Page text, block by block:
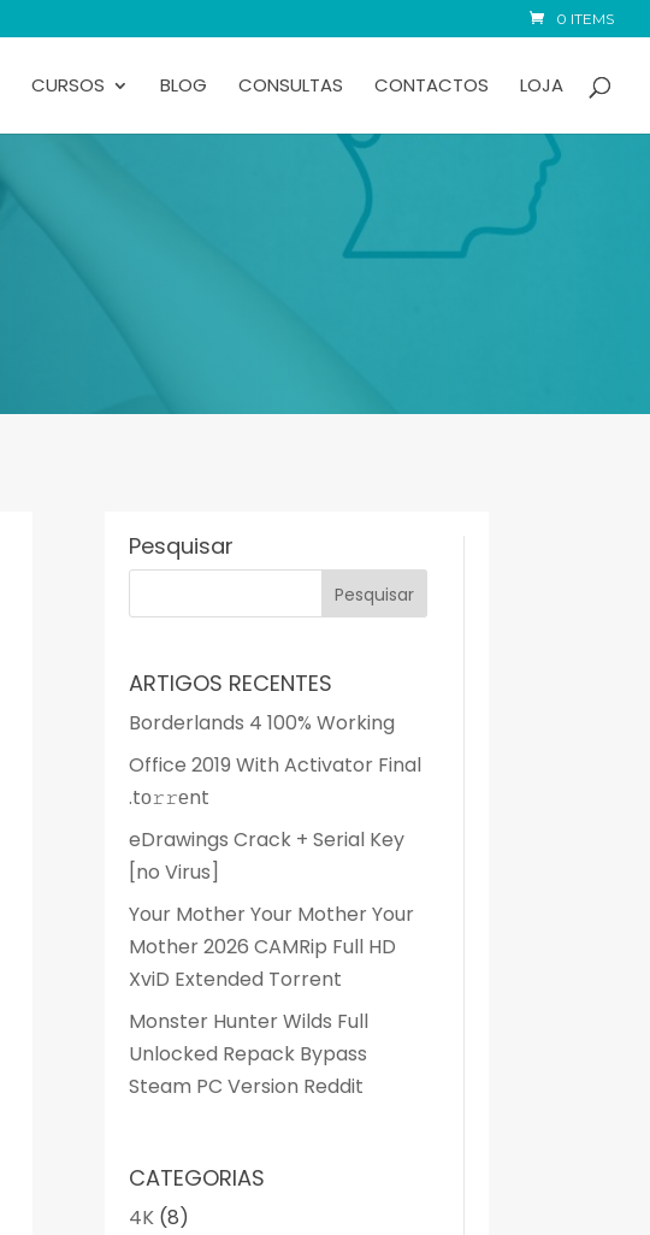
0 ITEMS
CURSOS BLOG CONSULTAS CONTACTOS LOJA
Pesquisar
ARTIGOS RECENTES
Borderlands 4 100% Working
Office 2019 With Activator Final
.tо𝚛𝚛еnt
eDrawings Crack + Serial Key
[no Virus]
Your Mother Your Mother Your
Mother 2026 CAMRip Full HD
XviD Extended Torrent
Monster Hunter Wilds Full
Unlocked Repack Bypass
Steam PC Version Reddit
CATEGORIAS
4K(8)